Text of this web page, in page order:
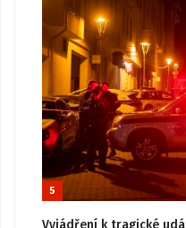
5
Vyjádření k tragické